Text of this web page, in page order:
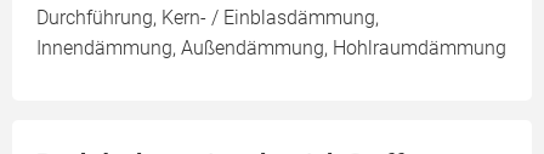
Durchführung, Kern- / Einblasdämmung,
Innendämmung, Außendämmung, Hohlraumdämmung